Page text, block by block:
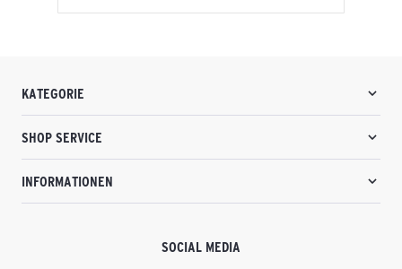
KATEGORIE
SHOP SERVICE
INFORMATIONEN
SOCIAL MEDIA